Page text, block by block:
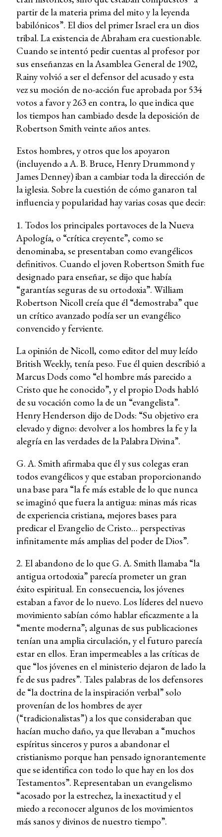
partir de la materia prima del mito y la leyenda
babilónicos”. El dios del primer Israel era un dios
tribal. La existencia de Abraham era cuestionable.
Cuando se intentó pedir cuentas al profesor por
sus enseñanzas en la Asamblea General de 1902,
Rainy volvió a ser el defensor del acusado y esta
vez su moción de no-acción fue aprobada por 534
votos a favor y 263 en contra, lo que indica que
los tiempos han cambiado desde la deposición de
Robertson Smith veinte años antes.
Estos hombres, y otros que los apoyaron
(incluyendo a A. B. Bruce, Henry Drummond y
James Denney) iban a cambiar toda la dirección de
la iglesia. Sobre la cuestión de cómo ganaron tal
influencia y popularidad hay varias cosas que decir:
1. Todos los principales portavoces de la Nueva
Apología, o “crítica creyente”, como se
denominaba, se presentaban como evangélicos
definitivos. Cuando el joven Robertson Smith fue
designado para enseñar, se dijo que había
“garantías seguras de su ortodoxia”. William
Robertson Nicoll creía que él “demostraba” que
un crítico avanzado podía ser un evangélico
convencido y ferviente.
La opinión de Nicoll, como editor del muy leído
British Weekly, tenía peso. Fue él quien describió a
Marcus Dods como “el hombre más parecido a
Cristo que he conocido”, y el propio Dods habló
de su vocación como la de un “evangelista”.
Henry Henderson dijo de Dods: “Su objetivo era
elevado y digno: devolver a los hombres la fe y la
alegría en las verdades de la Palabra Divina”.
G. A. Smith afirmaba que él y sus colegas eran
todos evangélicos y que estaban proporcionando
una base para “la fe más estable de lo que nunca
se imaginó que fuera la antigua: minas más ricas
de experiencia cristiana, mejores bases para
predicar el Evangelio de Cristo… perspectivas
infinitamente más amplias del poder de Dios”.
2. El abandono de lo que G. A. Smith llamaba “la
antigua ortodoxia” parecía prometer un gran
éxito espiritual. En consecuencia, los jóvenes
estaban a favor de lo nuevo. Los líderes del nuevo
movimiento sabían cómo hablar eficazmente a la
“mente moderna”; algunas de sus publicaciones
tenían una amplia circulación, y el futuro parecía
estar en ellos. Eran impermeables a las críticas de
que “los jóvenes en el ministerio dejaron de lado la
fe de sus padres”. Tales palabras de los defensores
de “la doctrina de la inspiración verbal” solo
provenían de los hombres de ayer
(“tradicionalistas”) a los que consideraban que
hacían mucho daño, ya que llevaban a “muchos
espíritus sinceros y puros a abandonar el
cristianismo porque han pensado ignorantemente
que se identifica con todo lo que hay en los dos
Testamentos”. Representaban un evangelismo
“acosado por la estrechez, la inexactitud y el
miedo a reconocer algunos de los movimientos
más sanos y divinos de nuestro tiempo”.